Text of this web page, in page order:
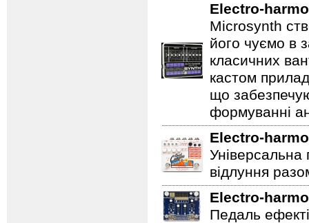
Electro-
Microsynth
його чуємо в
класичних
кастом
що
формуванні
Electro-
Універсальна
відлуння
Electro-
Педаль